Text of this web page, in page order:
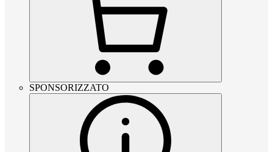
SPONSORIZZATO